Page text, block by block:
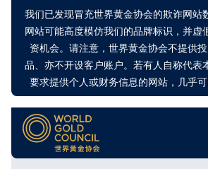
我们已发现冒充世界黄金协会的欺诈网站
网站可能高度模仿我们的品牌标识，并虚
资机会。请注意，世界黄金协会不提供
品、亦不开设客户账户。若有人自称代表
要求提供个人或财务信息的网站，几乎